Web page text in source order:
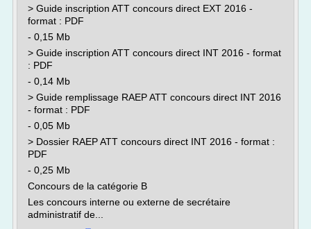
> Guide inscription ATT concours direct EXT 2016 -
format : PDF
- 0,15 Mb
> Guide inscription ATT concours direct INT 2016 - format
: PDF
- 0,14 Mb
> Guide remplissage RAEP ATT concours direct INT 2016
- format : PDF
- 0,05 Mb
> Dossier RAEP ATT concours direct INT 2016 - format :
PDF
- 0,25 Mb
Concours de la catégorie B
Les concours interne ou externe de secrétaire
administratif de...